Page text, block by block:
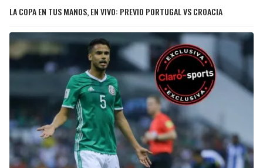
LA COPA EN TUS MANOS, EN VIVO: PREVIO PORTUGAL VS CROACIA